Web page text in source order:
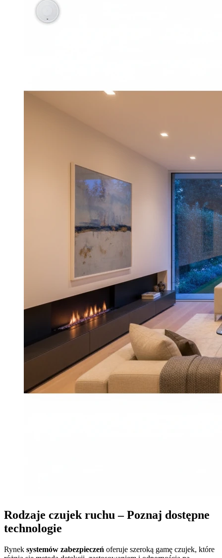
Rodzaje czujek ruchu – Poznaj dostępne
technologie
Rynek systemów zabezpieczeń oferuje szeroką gamę czujek, które